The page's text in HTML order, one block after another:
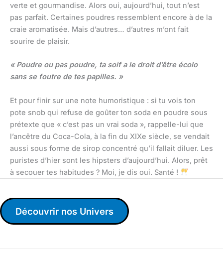
verte et gourmandise. Alors oui, aujourd’hui, tout n’est
pas parfait. Certaines poudres ressemblent encore à de la
craie aromatisée. Mais d’autres… d’autres m’ont fait
sourire de plaisir.
« Poudre ou pas poudre, ta soif a le droit d’être écolo
sans se foutre de tes papilles. »
Et pour finir sur une note humoristique : si tu vois ton
pote snob qui refuse de goûter ton soda en poudre sous
prétexte que « c’est pas un vrai soda », rappelle-lui que
l’ancêtre du Coca-Cola, à la fin du XIXe siècle, se vendait
aussi sous forme de sirop concentré qu’il fallait diluer. Les
puristes d’hier sont les hipsters d’aujourd’hui. Alors, prêt
à secouer tes habitudes ? Moi, je dis oui. Santé !
Découvrir nos Univers